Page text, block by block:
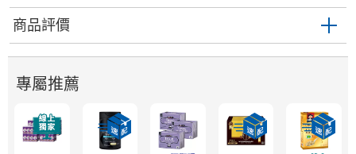
商品評價
專屬推薦